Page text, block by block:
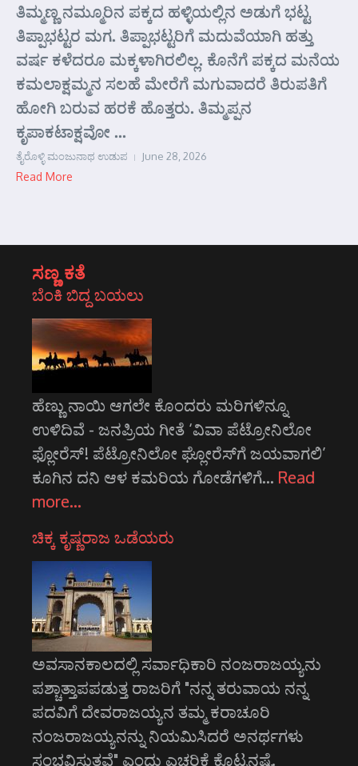
ತಿಮ್ಮಣ್ಣ ನಮ್ಮೂರಿನ ಪಕ್ಕದ ಹಳ್ಳಿಯಲ್ಲಿನ ಅಡುಗೆ ಭಟ್ಟ
ತಿಪ್ಪಾಭಟ್ಟರ ಮಗ. ತಿಪ್ಪಾಭಟ್ಟರಿಗೆ ಮದುವೆಯಾಗಿ ಹತ್ತು
ವರ್ಷ ಕಳೆದರೂ ಮಕ್ಕಳಾಗಿರಲಿಲ್ಲ. ಕೊನೆಗೆ ಪಕ್ಕದ ಮನೆಯ
ಕಮಲಾಕ್ಷಮ್ಮನ ಸಲಹೆ ಮೇರೆಗೆ ಮಗುವಾದರೆ ತಿರುಪತಿಗೆ
ಹೋಗಿ ಬರುವ ಹರಕೆ ಹೊತ್ತರು. ತಿಮ್ಮಪ್ಪನ
ಕೃಪಾಕಟಾಕ್ಷವೋ ...
ತೈರೊಳ್ಳಿ ಮಂಜುನಾಥ ಉಡುಪ June 28, 2026
Read More
ಸಣ್ಣ ಕತೆ
ಬೆಂಕಿ ಬಿದ್ದ ಬಯಲು
ಹೆಣ್ಣು ನಾಯಿ ಆಗಲೇ ಕೊಂದರು ಮರಿಗಳಿನ್ನೂ
ಉಳಿದಿವೆ - ಜನಪ್ರಿಯ ಗೀತೆ ‘ವಿವಾ ಪೆಟ್ರೋನಿಲೋ
ಫ್ಲೋರೆಸ್! ಪೆಟ್ರೋನಿಲೋ ಘ್ಲೋರೆಸ್‍ಗೆ ಜಯವಾಗಲಿ’
ಕೂಗಿನ ದನಿ ಆಳ ಕಮರಿಯ ಗೋಡೆಗಳಿಗೆ… Read
more…
ಚಿಕ್ಕ ಕೃಷ್ಣರಾಜ ಒಡೆಯರು
ಅವಸಾನಕಾಲದಲ್ಲಿ ಸರ್ವಾಧಿಕಾರಿ ನಂಜರಾಜಯ್ಯನು
ಪಶ್ಚಾತ್ತಾಪಪಡುತ್ತ ರಾಜರಿಗೆ "ನನ್ನ ತರುವಾಯ ನನ್ನ
ಪದವಿಗೆ ದೇವರಾಜಯ್ಯನ ತಮ್ಮ ಕರಾಚೂರಿ
ನಂಜರಾಜಯ್ಯನನ್ನು ನಿಯಮಿಸಿದರೆ ಅನರ್ಥಗಳು
ಸಂಭವಿಸುತ್ತವೆ" ಎಂದು ಎಚ್ಚರಿಕೆ ಕೊಟ್ಟನಷ್ಟೆ.